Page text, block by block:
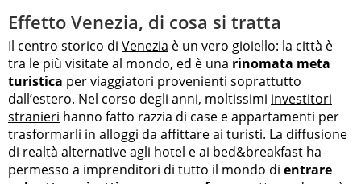
Effetto Venezia, di cosa si tratta
Il centro storico di Venezia è un vero gioiello: la città è
tra le più visitate al mondo, ed è una rinomata meta
turistica per viaggiatori provenienti soprattutto
dall’estero. Nel corso degli anni, moltissimi investitori
stranieri hanno fatto razzia di case e appartamenti per
trasformarli in alloggi da affittare ai turisti. La diffusione
di realtà alternative agli hotel e ai bed&breakfast ha
permesso a imprenditori di tutto il mondo di entrare